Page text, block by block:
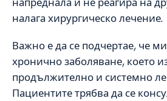
налага хирургическо лечение.
Важно е да се подчертае, че
хронично заболяване, което
продължително и системно
Пациентите трябва да се